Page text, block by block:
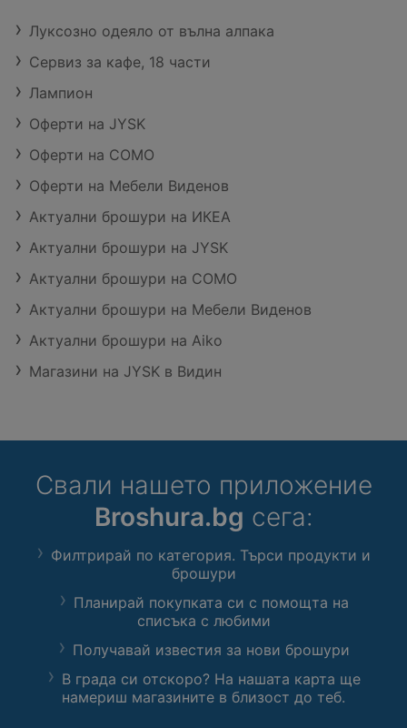
Луксозно одеяло от вълна алпака
Сервиз за кафе, 18 части
Лампион
Оферти на JYSK
Оферти на COMO
Оферти на Мебели Виденов
Актуални брошури на ИКЕА
Актуални брошури на JYSK
Актуални брошури на COMO
Актуални брошури на Мебели Виденов
Актуални брошури на Aiko
Магазини на JYSK в Видин
Свали нашето приложение
Broshura.bg сега:
Филтрирай по категория. Търси продукти и
брошури
Планирай покупката си с помощта на
списъка с любими
Получавай известия за нови брошури
В града си отскоро? На нашата карта ще
намериш магазините в близост до теб.